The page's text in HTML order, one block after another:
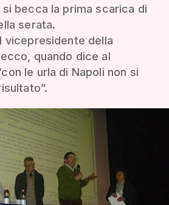
si becca la prima scarica di
serata.
vicepresidente della
quando dice al
le urla di Napoli non si